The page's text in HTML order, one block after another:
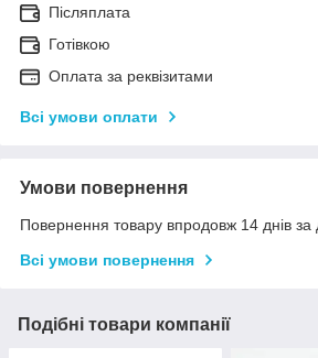
Післяплата
Готівкою
Оплата за реквізитами
Всі умови оплати
Умови повернення
Повернення товару впродовж 14 днів за
Всі умови повернення
Подібні товари компанії